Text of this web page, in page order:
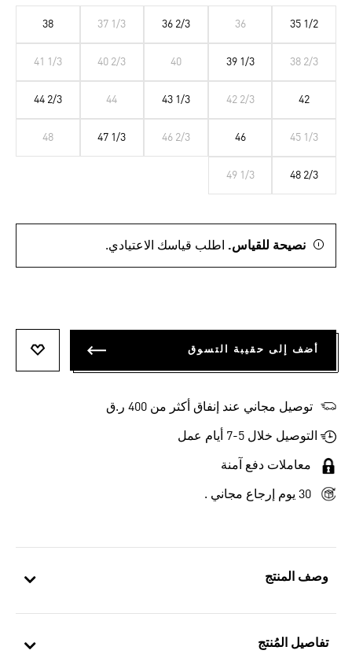
وصف المنتج
تفاصيل المُنتج
35 1/2
36
36 2/3
37 1/3
38
38 2/3
39 1/3
40
40 2/3
41 1/3
42
42 2/3
43 1/3
44
44 2/3
45 1/3
46
46 2/3
47 1/3
48
48 2/3
49 1/3
نصيحة للقياس. اطلب قياسك الاعتيادي.
أضف إلى حقيبة التسوق
توصيل مجاني عند إنفاق أكثر من 400 ر.ق
التوصيل خلال 5-7 أيام عمل
معاملات دفع آمنة